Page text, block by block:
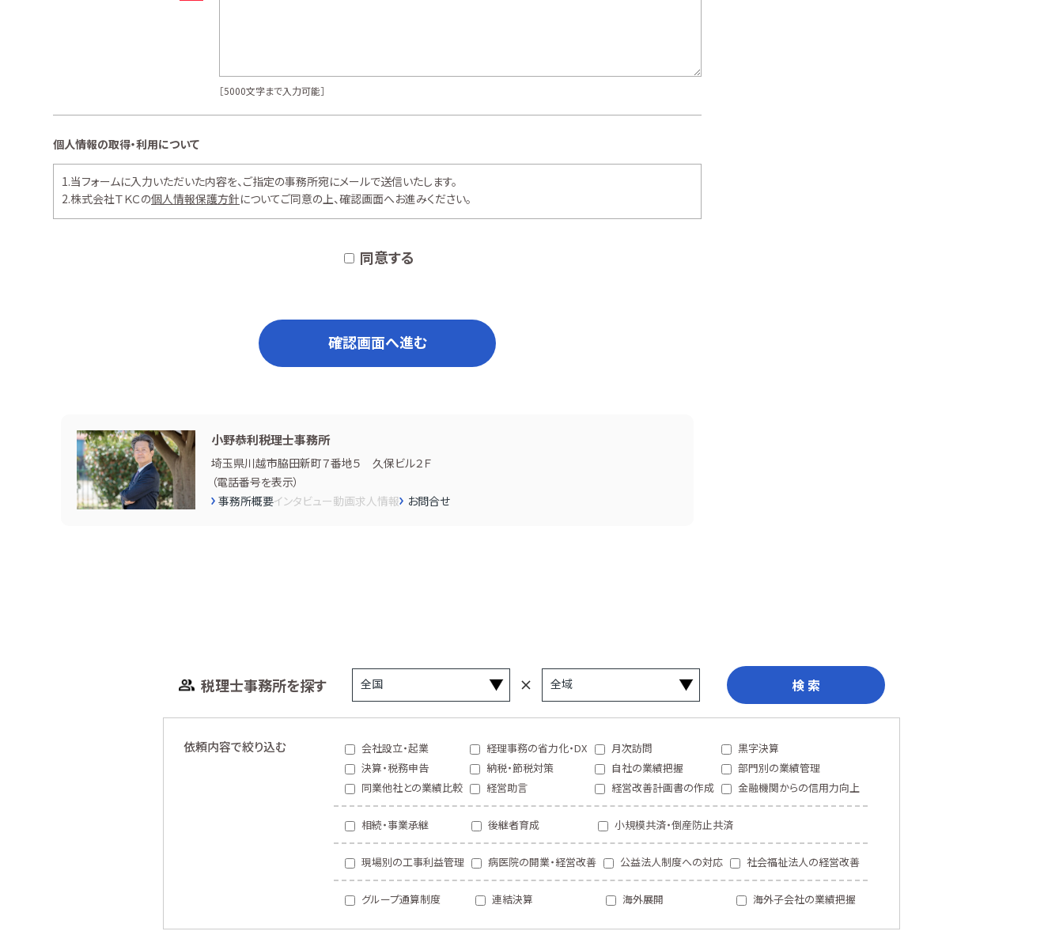
［5000文字まで入力可能］
個人情報の取得・利用について
1.当フォームに入力いただいた内容を、ご指定の事務所宛にメールで送信いたします。
2.株式会社ＴＫＣの個人情報保護方針についてご同意の上、確認画面へお進みください。
同意する
確認画面へ進む
小野恭利税理士事務所
埼玉県川越市脇田新町７番地５ 久保ビル２Ｆ
（電話番号を表示）
事務所概要インタビュー動画求人情報 お問合せ
税理士事務所を探す 検 索
依頼内容で絞り込む 会社設立・起業 経理事務の省力化・DX 月次訪問
黒字決算
決算・税務申告
納税・節税対策 自社の業績把握
部門別の業績管理
同業他社との業績比較
経営助言 経営改善計画書の作成 金融機関からの信用力向上
相続・事業承継 後継者育成 小規模共済・倒産防止共済
現場別の工事利益管理 病医院の開業・経営改善 公益法人制度への対応 社会福祉法人の経営改善
グループ通算制度 連結決算 海外展開 海外子会社の業績把握